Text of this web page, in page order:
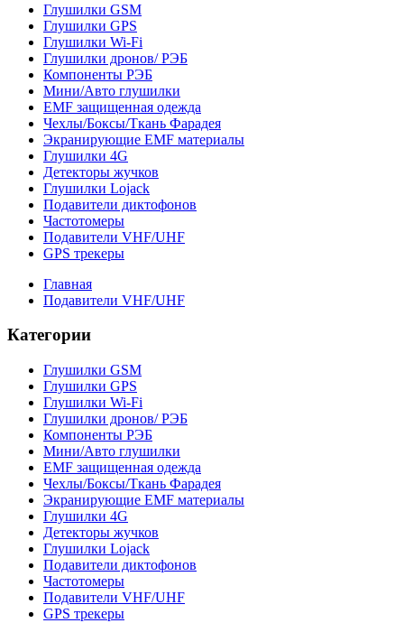
Глушилки GSM
Глушилки GPS
Глушилки Wi-Fi
Глушилки дронов/ РЭБ
Компоненты РЭБ
Мини/Авто глушилки
EMF защищенная одежда
Чехлы/Боксы/Ткань Фарадея
Экранирующие EMF материалы
Глушилки 4G
Детекторы жучков
Глушилки Lojack
Подавители диктофонов
Частотомеры
Подавители VHF/UHF
GPS трекеры
Главная
Подавители VHF/UHF
Категории
Глушилки GSM
Глушилки GPS
Глушилки Wi-Fi
Глушилки дронов/ РЭБ
Компоненты РЭБ
Мини/Авто глушилки
EMF защищенная одежда
Чехлы/Боксы/Ткань Фарадея
Экранирующие EMF материалы
Глушилки 4G
Детекторы жучков
Глушилки Lojack
Подавители диктофонов
Частотомеры
Подавители VHF/UHF
GPS трекеры